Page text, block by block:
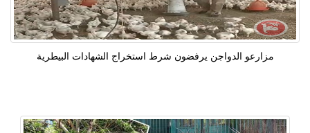
مزارعو الدواجن يرفضون شرط استخراج الشهادات البيطرية